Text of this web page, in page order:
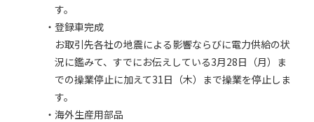
す。
・登録車完成
お取引先各社の地震による影響ならびに電力供給の状
況に鑑みて、すでにお伝えしている3月28日（月）ま
での操業停止に加えて31日（木）まで操業を停止しま
す。
・海外生産用部品